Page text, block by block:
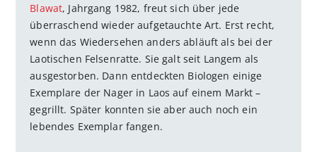
Blawat, Jahrgang 1982, freut sich über jede
überraschend wieder aufgetauchte Art. Erst recht,
wenn das Wiedersehen anders abläuft als bei der
Laotischen Felsenratte. Sie galt seit Langem als
ausgestorben. Dann entdeckten Biologen einige
Exemplare der Nager in Laos auf einem Markt –
gegrillt. Später konnten sie aber auch noch ein
lebendes Exemplar fangen.